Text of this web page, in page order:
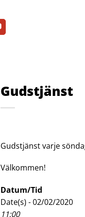
Gudstjänst
Gudstjänst varje
Välkommen!
Datum/Tid
Date(s) - 02/02/2020
11:00